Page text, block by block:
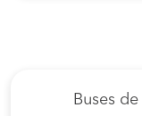
Buses de